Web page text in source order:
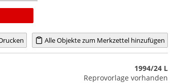
Alle Objekte zum Merkzettel hinzufügen
1994/24 L
Reprovorlage vorhanden